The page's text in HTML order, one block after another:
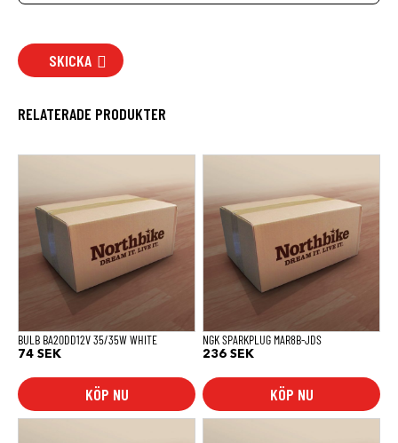
SKICKA
RELATERADE PRODUKTER
BULB BA20DD12V 35/35W WHITE
74 SEK
KÖP NU
NGK SPARKPLUG MAR8B-JDS
236 SEK
KÖP NU